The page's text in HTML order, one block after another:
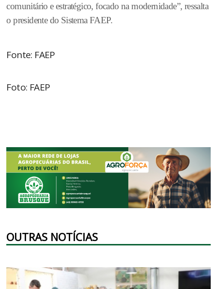
comunitário e estratégico, focado na modernidade”, ressalta
o presidente do Sistema FAEP.
Fonte: FAEP
Foto: FAEP
OUTRAS NOTÍCIAS